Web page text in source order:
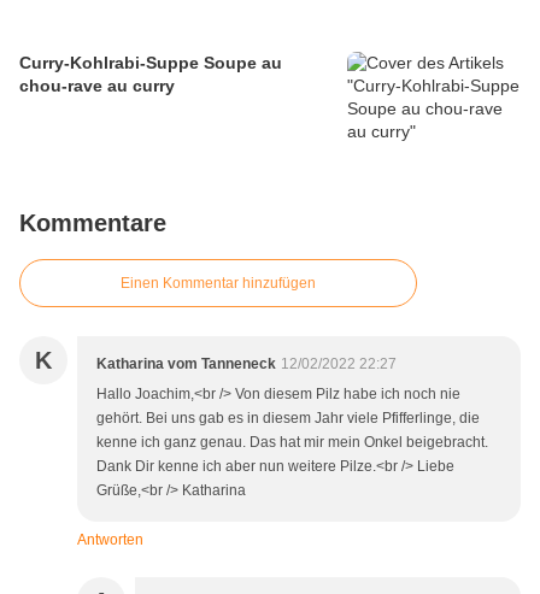
Curry-Kohlrabi-Suppe Soupe au
chou-rave au curry
Kommentare
Einen Kommentar hinzufügen
K Katharina vom Tanneneck 12/02/2022 22:27
Hallo Joachim,<br /> Von diesem Pilz habe ich noch nie
gehört. Bei uns gab es in diesem Jahr viele Pfifferlinge, die
kenne ich ganz genau. Das hat mir mein Onkel beigebracht.
Dank Dir kenne ich aber nun weitere Pilze.<br /> Liebe
Grüße,<br /> Katharina
Antworten